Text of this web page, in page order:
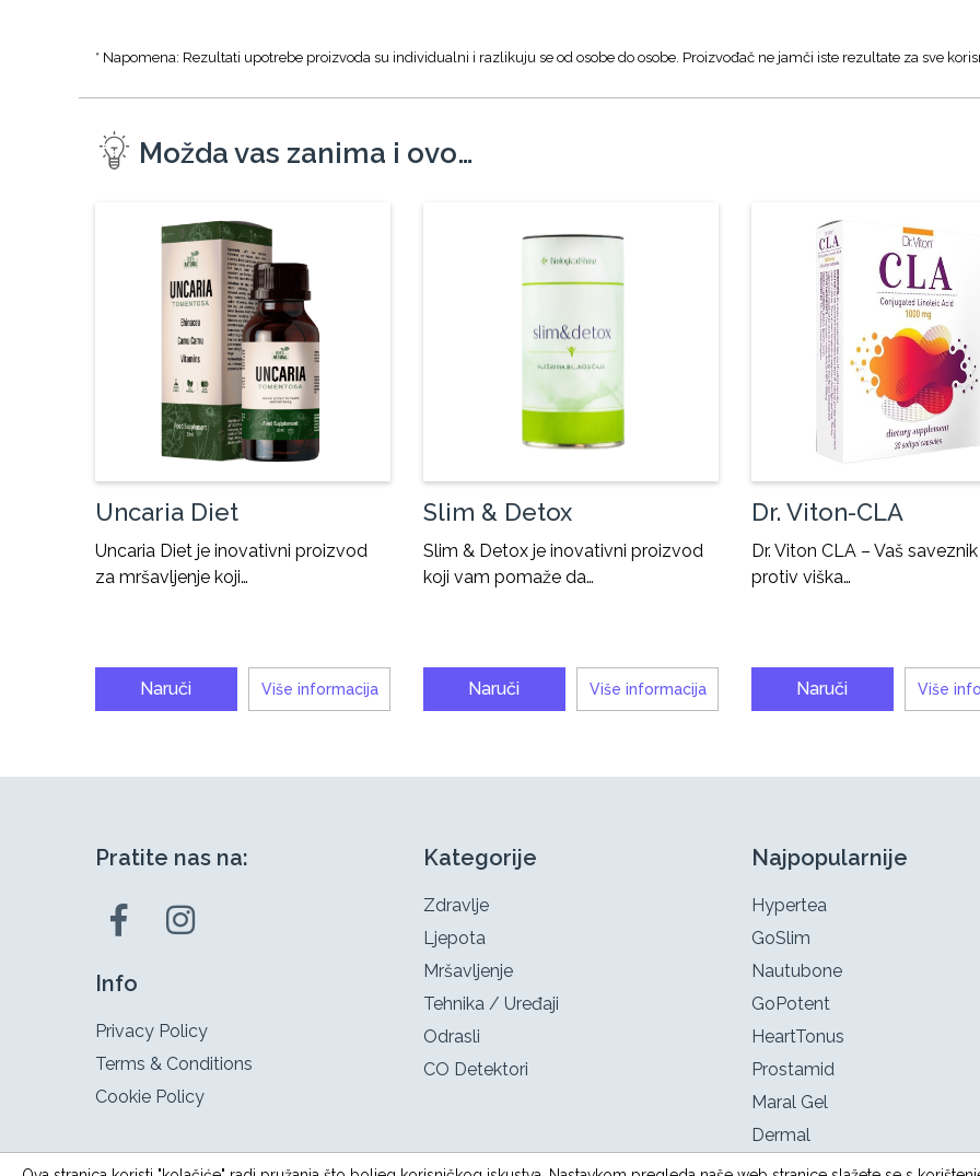
* Napomena: Rezultati upotrebe proizvoda su individualni i razlikuju se od osobe do osobe. Proizvođač ne jamči iste rezultate za sve
Možda vas zanima i ovo…
Uncaria Diet
Uncaria Diet je inovativni proizvod
za mršavljenje koji…
Naruči Više informacija
Slim & Detox
Slim & Detox je inovativni proizvod
koji vam pomaže da…
Naruči Više informacija
Dr. Viton-CLA
Dr. Viton CLA – Vaš
protiv viška…
Naruči Više
Pratite nas na:
Info
Privacy Policy
Terms & Conditions
Cookie Policy
Kategorije
Zdravlje
Ljepota
Mršavljenje
Tehnika / Uređaji
Odrasli
CO Detektori
Najpopularnije
Hypertea
GoSlim
Nautubone
GoPotent
HeartTonus
Prostamid
Maral Gel
Dermal